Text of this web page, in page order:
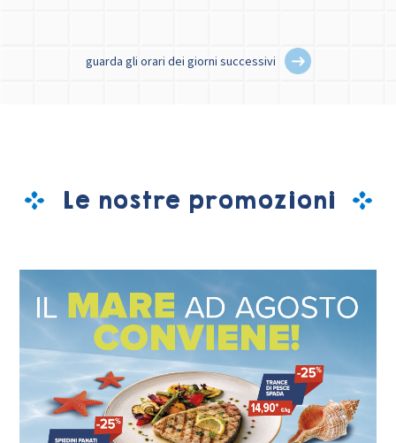
guarda gli orari dei giorni successivi
Le nostre promozioni